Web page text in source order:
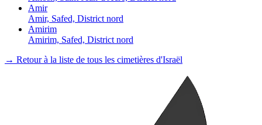
Amir
Amir, Safed, District nord
Amirim
Amirim, Safed, District nord
→ Retour à la liste de tous les cimetières d'Israël